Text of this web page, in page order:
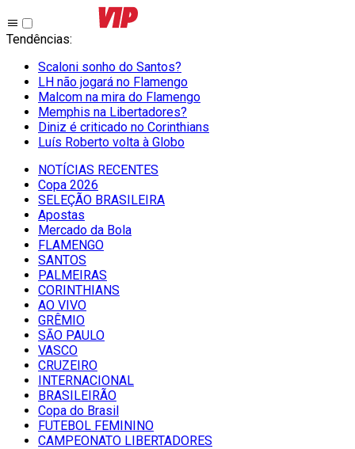
Tendências:
Scaloni sonho do Santos?
LH não jogará no Flamengo
Malcom na mira do Flamengo
Memphis na Libertadores?
Diniz é criticado no Corinthians
Luís Roberto volta à Globo
NOTÍCIAS RECENTES
Copa 2026
SELEÇÃO BRASILEIRA
Apostas
Mercado da Bola
FLAMENGO
SANTOS
PALMEIRAS
CORINTHIANS
AO VIVO
GRÊMIO
SĀO PAULO
VASCO
CRUZEIRO
INTERNACIONAL
BRASILEIRÃO
Copa do Brasil
FUTEBOL FEMININO
CAMPEONATO LIBERTADORES